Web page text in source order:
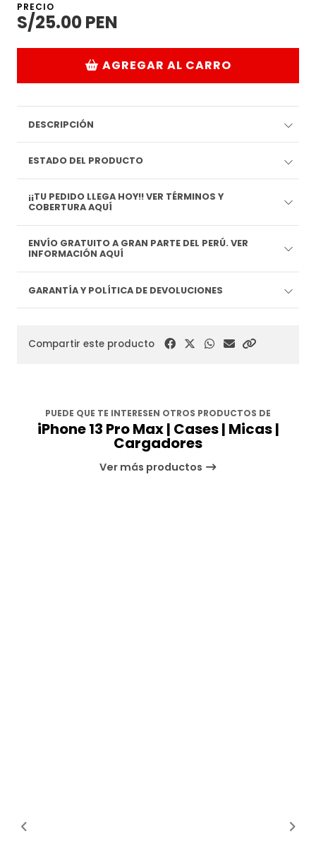
PRECIO
S/25.00 PEN
AGREGAR AL CARRO
DESCRIPCIÓN
ESTADO DEL PRODUCTO
¡¡TU PEDIDO LLEGA HOY!! VER TÉRMINOS Y
COBERTURA AQUÍ
ENVÍO GRATUITO A GRAN PARTE DEL PERÚ. VER
INFORMACIÓN AQUÍ
GARANTÍA Y POLÍTICA DE DEVOLUCIONES
Compartir este producto
PUEDE QUE TE INTERESEN OTROS PRODUCTOS DE
iPhone 13 Pro Max | Cases | Micas |
Cargadores
Ver más productos